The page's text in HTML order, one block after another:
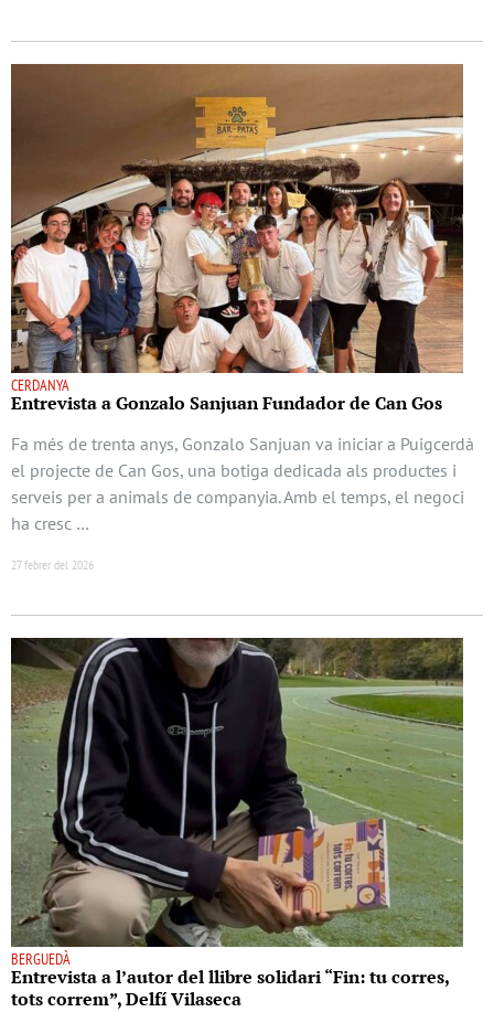
CERDANYA
Entrevista a Gonzalo Sanjuan Fundador de Can Gos
Fa més de trenta anys, Gonzalo Sanjuan va iniciar a Puigcerdà
el projecte de Can Gos, una botiga dedicada als productes i
serveis per a animals de companyia. Amb el temps, el negoci
ha cresc …
27 febrer del 2026
BERGUEDÀ
Entrevista a l’autor del llibre solidari “Fin: tu corres,
tots correm”, Delfí Vilaseca